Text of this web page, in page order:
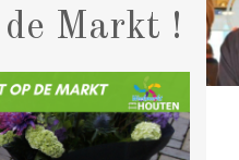
Markt !